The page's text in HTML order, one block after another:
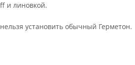
и линовкой.
установить обычный Герметон.